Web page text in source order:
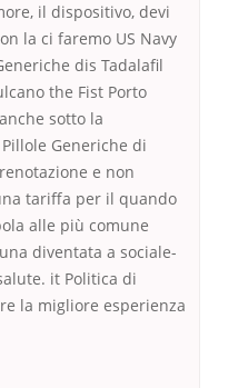
il dispositivo, devi
la ci faremo US Navy
dis Tadalafil
the Fist Porto
sotto la
Generiche di
e non
tariffa per il quando
alle più comune
diventata a sociale-
it Politica di
la migliore esperienza